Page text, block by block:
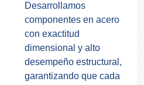
Desarrollamos
componentes en acero
con exactitud
dimensional y alto
desempeño estructural,
garantizando que cada